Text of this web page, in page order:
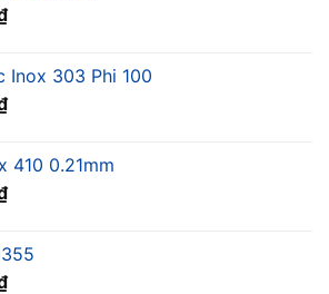
Inox 303 Phi 100
410 0.21mm